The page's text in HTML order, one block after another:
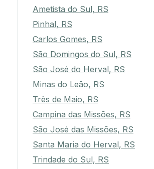
Ametista do Sul, RS
Pinhal, RS
Carlos Gomes, RS
São Domingos do Sul, RS
São José do Herval, RS
Minas do Leão, RS
Três de Maio, RS
Campina das Missões, RS
São José das Missões, RS
Santa Maria do Herval, RS
Trindade do Sul, RS